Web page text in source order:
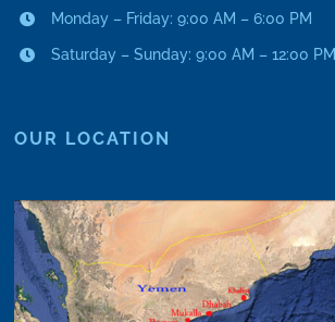
Monday – Friday: 9:00 AM – 6:00 PM
Saturday – Sunday: 9:00 AM – 12:00 PM
OUR LOCATION